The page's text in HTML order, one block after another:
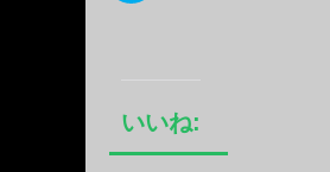
いいね: